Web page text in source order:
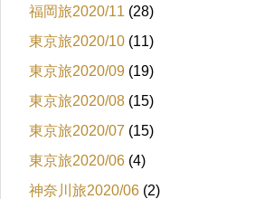
福岡旅2020/11 (28)
東京旅2020/10 (11)
東京旅2020/09 (19)
東京旅2020/08 (15)
東京旅2020/07 (15)
東京旅2020/06 (4)
神奈川旅2020/06 (2)